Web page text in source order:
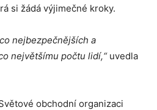
si žádá výjimečné kroky.
nejbezpečnějších a
největšímu počtu lidí,“uvedla
obchodní organizaci